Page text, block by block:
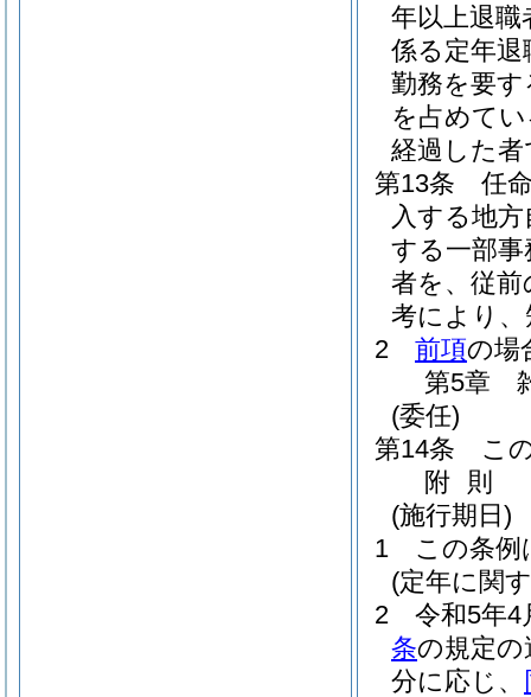
年以上退
係る定年退
勤務を要
を占めて
経過した
第13条
任
入する地
する一部
者を、従
考により
2
前項の場
第5章
(委任)
第14条
こ
附 則
(施行期日)
1
この条例
(定年に関
2
令和5年4
条の規定
分に応じ、